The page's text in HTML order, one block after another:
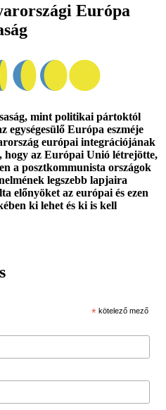
Európa
mint politikai pártoktól
egységesülő Európa eszméje
európai integrációjának
hogy az Európai Unió létrejötte,
a posztkommunista országok
legszebb lapjaira
előnyöket az európai és ezen
ki lehet és ki is kell
* kötelező mező